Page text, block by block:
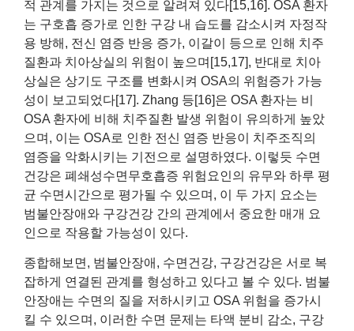
적 관계를 가지는 것으로 알려져 있다[15,16]. OSA 환자
는 구호흡 증가로 인한 구강 내 습도를 감소시켜 자정작
용 방해, 전신 염증 반응 증가, 이갈이 등으로 인해 치주
질환과 치아상실의 위험이 높으며[15,17], 반대로 치아
상실은 상기도 구조를 변화시켜 OSA의 위험증가 가능
성이 보고되었다[17]. Zhang 등[16]은 OSA 환자는 비
OSA 환자에 비해 치주질환 발생 위험이 유의하게 높았
으며, 이는 OSA로 인한 전신 염증 반응이 치주조직의
염증을 악화시키는 기전으로 설명하였다. 이렇듯 수면
건강은 폐쇄성수면무호흡증 위험요인의 유무와 하루 평
균 수면시간으로 평가될 수 있으며, 이 두 가지 요소는
범불안장애와 구강건강 간의 관계에서 중요한 매개 요
인으로 작용할 가능성이 있다.
종합해보면, 범불안장애, 수면건강, 구강건강은 서로 복
잡하게 연결된 관계를 형성하고 있다고 볼 수 있다. 범불
안장애는 수면의 질을 저하시키고 OSA 위험을 증가시
킬 수 있으며, 이러한 수면 문제는 타액 분비 감소, 구강